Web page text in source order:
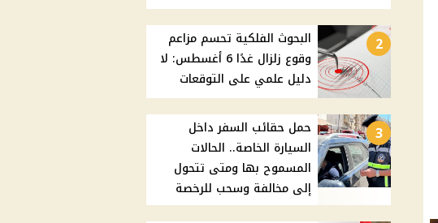
2
البحوث الفلكية تحسم مزاعم
وقوع زلزال غدًا 6 أغسطس: لا
دليل علمي على التوقعات
3
حمل حقائب السفر داخل
السيارة الخاصة.. الحالات
المسموح بها ومتى تتحول
إلى مخالفة وسحب للرخصة